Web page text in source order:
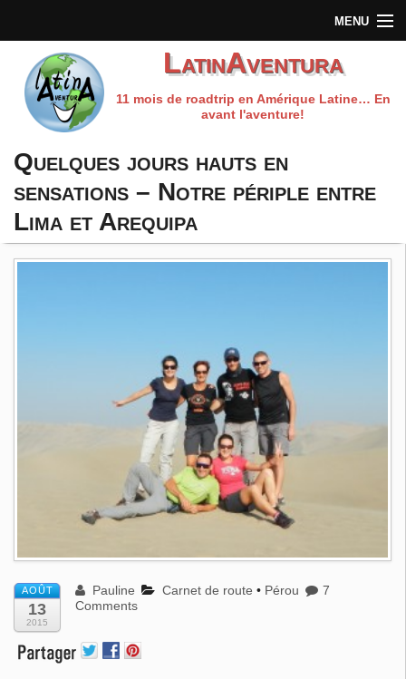
MENU
Accueil
Qui sommes-nous?
Carnet de route
Les fils rouges
LatinAventura
11 mois de roadtrip en Amérique Latine… En
avant l'aventure!
Quelques jours hauts en
sensations – Notre périple entre
Lima et Arequipa
AOÛT
13
2015
Pauline Carnet de route • Pérou
7
Comments